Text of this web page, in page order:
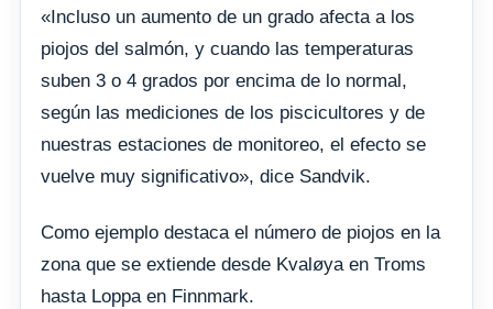
«Incluso un aumento de un grado afecta a los
piojos del salmón, y cuando las temperaturas
suben 3 o 4 grados por encima de lo normal,
según las mediciones de los piscicultores y de
nuestras estaciones de monitoreo, el efecto se
vuelve muy significativo», dice Sandvik.
Como ejemplo destaca el número de piojos en la
zona que se extiende desde Kvaløya en Troms
hasta Loppa en Finnmark.